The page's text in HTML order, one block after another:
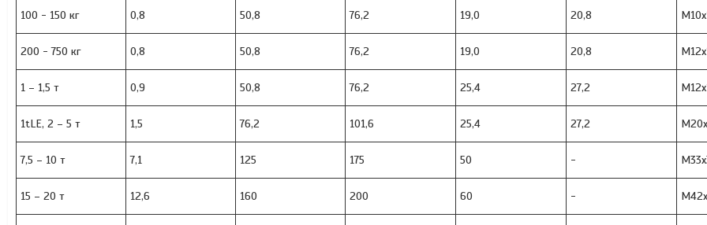
100 - 150 кг 0,8 50,8 76,2 19,0 20,8
200 - 750 кг 0,8 50,8 76,2 19,0 20,8
1 – 1,5 т 0,9 50,8 76,2 25,4 27,2
1tLE, 2 – 5 т 1,5 76,2 101,6 25,4 27,2
7,5 – 10 т 7,1 125 175 50 -
15 – 20 т 12,6 160 200 60 -